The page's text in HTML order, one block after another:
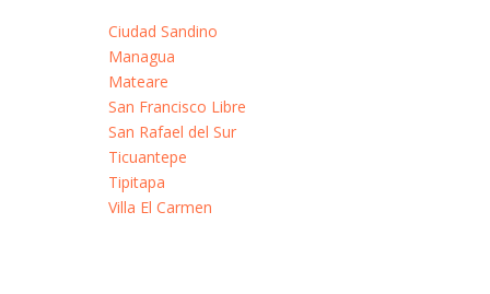
Ciudad Sandino
Managua
Mateare
San Francisco Libre
San Rafael del Sur
Ticuantepe
Tipitapa
Villa El Carmen